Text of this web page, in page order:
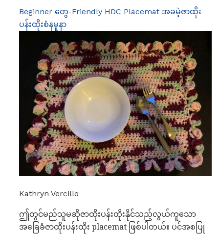
Beginner တွေ-Friendly HDC Placemat အခမဲ့ဇာထိုး
ပန်းထိုးစံနမူနာ
Kathryn Vercillo
ဤတွင်မည်သူမဆိုဇာထိုးပန်းထိုးနိုင်သည့်လွယ်ကူသော
အခြေခံဇာထိုးပန်းထိုး placemat ဖြစ်ပါတယ်။ ပင်အစပြု